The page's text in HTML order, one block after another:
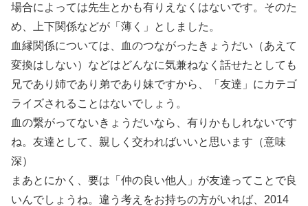
場合によっては先生とかも有りえなくはないです。そのた
め、上下関係などが「薄く」としました。
血縁関係については、血のつながったきょうだい（あえて
変換はしない）などはどんなに気兼ねなく話せたとしても
兄であり姉であり弟であり妹ですから、「友達」にカテゴ
ライズされることはないでしょう。
血の繋がってないきょうだいなら、有りかもしれないです
ね。友達として、親しく交わればいいと思います（意味
深）
まあとにかく、要は「仲の良い他人」が友達ってことで良
いんでしょうね。違う考えをお持ちの方がいれば、2014